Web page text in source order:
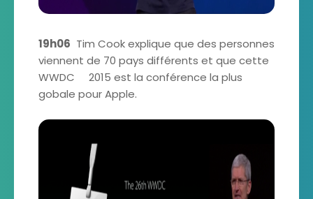
19h06 Tim Cook explique que des personnes
viennent de 70 pays différents et que cette
WWDC 2015 est la conférence la plus
gobale pour Apple.